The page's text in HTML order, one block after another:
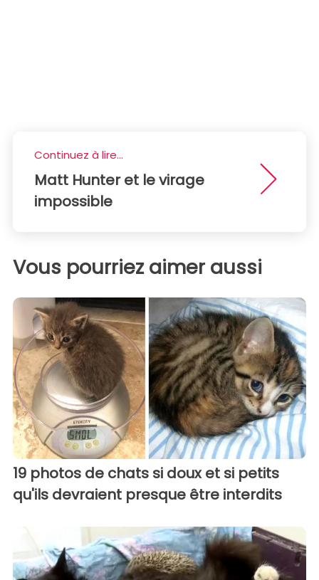
Continuez à lire...
Matt Hunter et le virage
impossible
Vous pourriez aimer aussi
19 photos de chats si doux et si petits
qu'ils devraient presque être interdits